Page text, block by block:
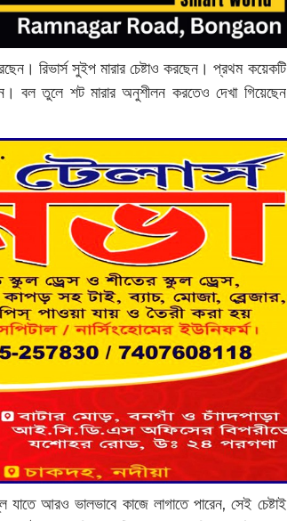
রিভার্স সুইপ মারার চেষ্টাও করছেন। প্রথম কয়েকটি
বল তুলে শট মারার অনুশীলন করতেও দেখা গিয়েছেন
আরও ভালভাবে কাজে লাগাতে পারেন, সেই চেষ্টাই